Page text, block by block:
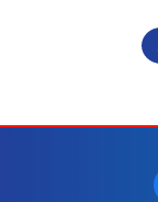
Paginasi